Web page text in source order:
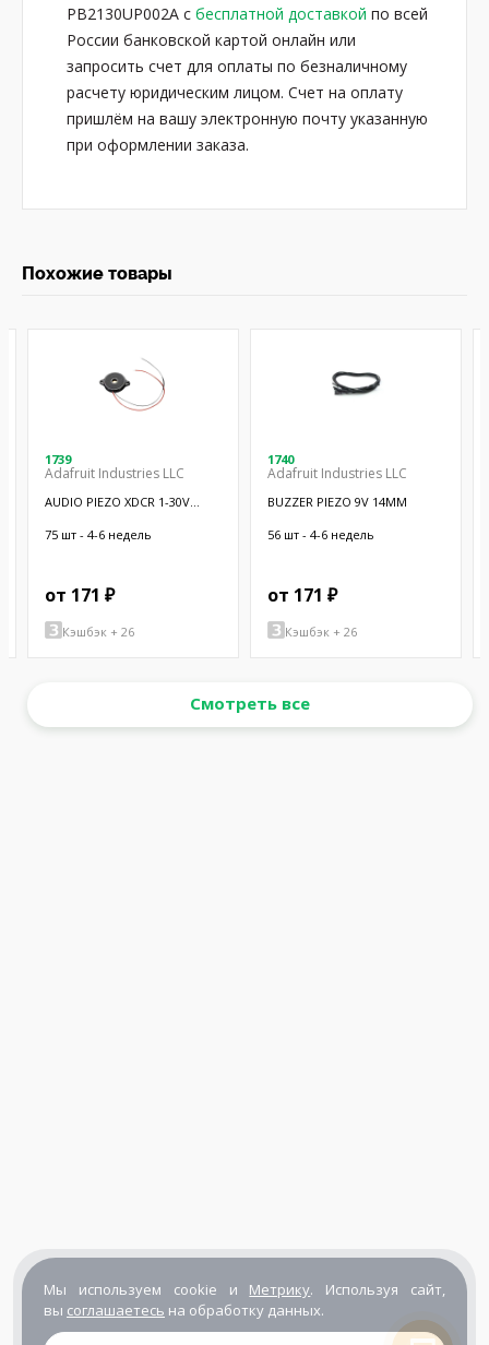
PB2130UP002A с бесплатной доставкой по всей
России банковской картой онлайн или
запросить счет для оплаты по безналичному
расчету юридическим лицом. Счет на оплату
пришлём на вашу электронную почту указанную
при оформлении заказа.
Похожие товары
1739
Adafruit Industries LLC
AUDIO PIEZO XDCR 1-30V
75 шт - 4-6 недель
от 171 ₽
Кэшбэк + 26
1740
Adafruit Industries LLC
BUZZER PIEZO 9V 14MM
56 шт - 4-6 недель
от 171 ₽
Кэшбэк + 26
Смотреть все
Мы используем cookie и Метрику. Используя сайт,
вы соглашаетесь на обработку данных.